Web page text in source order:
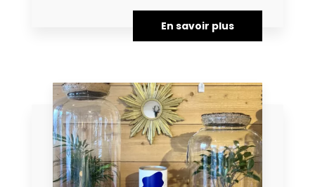
En savoir plus